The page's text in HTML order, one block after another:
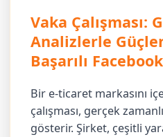
Vaka Çalışması:
Analizlerle
Başarılı
Bir e-ticaret markasını
çalışması, gerçek
gösterir. Şirket, çeşitli